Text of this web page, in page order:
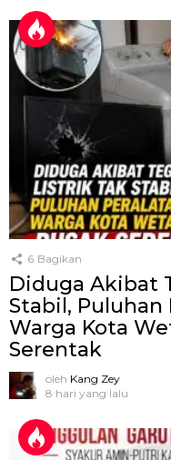
6 Bagikan
Diduga Akibat
Stabil,
Warga Kota
Serentak
oleh Kang Zey
8 hari yang lalu